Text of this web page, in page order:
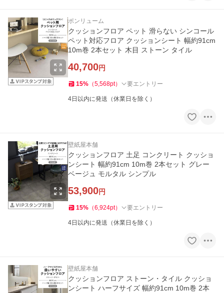
ポンリューム
クッションフロア ペット 滑らない シンコール
ペット対応フロア クッションシート 幅約91cm
10m巻 2本セット 木目 ストーン タイル
40,700円
15% （5,568pt） 要エントリー
4日以内に発送（休業日を除く）
壁紙屋本舗
クッションフロア 土足 コンクリート クッショ
ンシート 幅約91cm 10m巻 2本セット グレー
ベージュ モルタル シンプル
53,900円
15% （6,924pt） 要エントリー
4日以内に発送（休業日を除く）
壁紙屋本舗
クッションフロア ストーン・タイル クッショ
ンシート ハーフサイズ 幅約91cm 10m巻 2本